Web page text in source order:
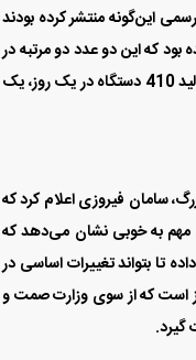
بزرگ، سامان فیروزی اعلام کرد که
خودرو در سال 1407 انجام خواهد شد؛ این مهم به خوبی نشان می‌دهد که
داده تا بتواند تغییرات اساسی در
تولید بالاتری داشته باشد؛
در بخش خصوصی توانسته است
جایگاه دوم را حفظ کند. همچنین این شرکت خودروساز، چهارمین خودروساز برتر کشور به شمار می‌آید که توانسته‌اند بیش از 50 هزار دستگاه به
به ثبت رسانده‌اند. جالب است بدانید که کرمان موتور موفق